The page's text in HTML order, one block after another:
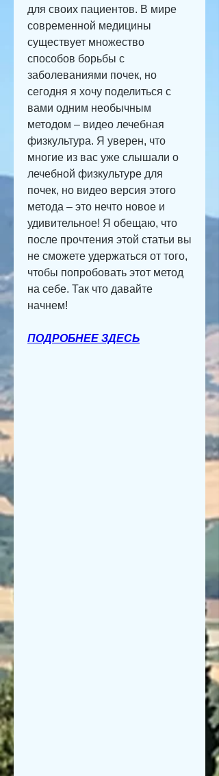
для своих пациентов. В мире
современной медицины
существует множество
способов борьбы с
заболеваниями почек, но
сегодня я хочу поделиться с
вами одним необычным
методом – видео лечебная
физкультура. Я уверен, что
многие из вас уже слышали о
лечебной физкультуре для
почек, но видео версия этого
метода – это нечто новое и
удивительное! Я обещаю, что
после прочтения этой статьи вы
не сможете удержаться от того,
чтобы попробовать этот метод
на себе. Так что давайте
начнем!
ПОДРОБНЕЕ ЗДЕСЬ